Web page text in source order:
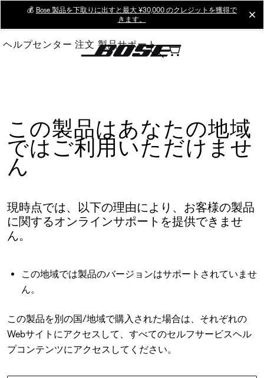
Main
💰 Bose 製品を下取りに出すと最大 ¥30,000 のクレジットを獲得で
きます。
ヘルプセンター 注文 製品サポート
この製品はあなたの地域
ではご利用いただけませ
ん
現時点では、以下の理由により、お客様の製品
に関するオンラインサポートを提供できませ
ん。
この地域では製品のバージョンはサポートされていませ
ん。
この製品を別の国/地域で購入された場合は、それぞれの
Webサイトにアクセスして、すべてのセルフサービスヘル
プコンテンツにアクセスしてください。